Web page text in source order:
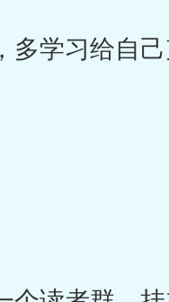
学习给自